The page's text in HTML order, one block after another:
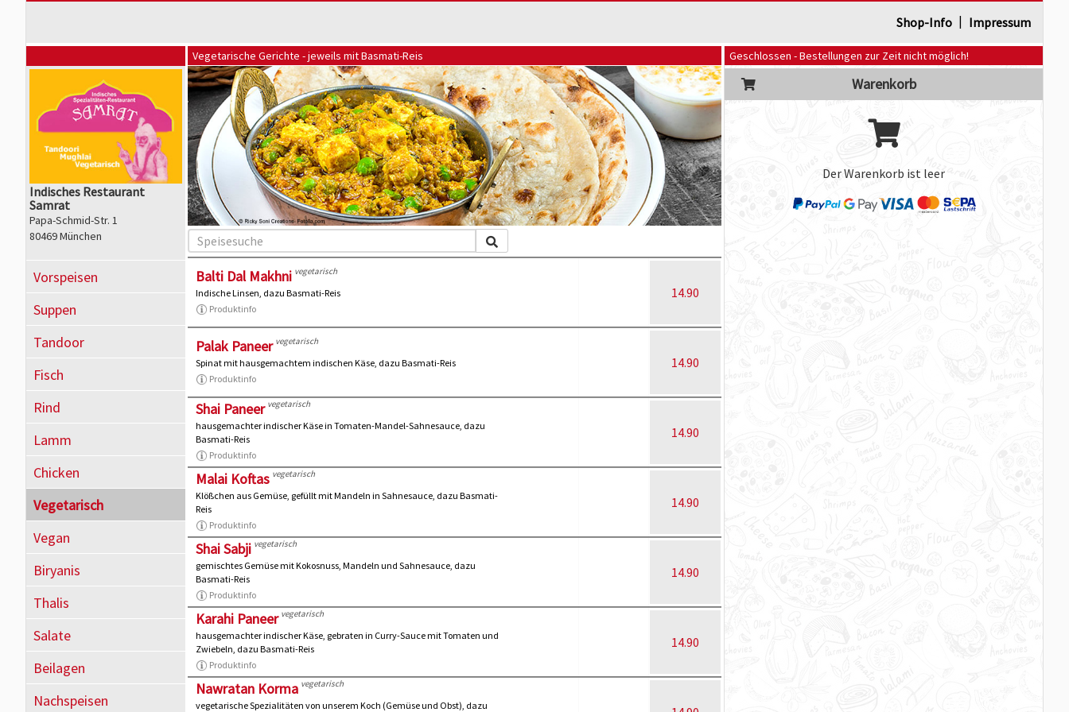
Shop-Info | Impressum
Geschlossen - Bestellungen zur Zeit nicht möglich!
Warenkorb
Der Warenkorb ist leer
Indisches Restaurant
Samrat
Papa-Schmid-Str. 1
80469 München
Vorspeisen
Suppen
Tandoor
Fisch
Rind
Lamm
Chicken
Vegetarisch
Vegan
Biryanis
Thalis
Salate
Beilagen
Nachspeisen
Vegetarische Gerichte - jeweils mit Basmati-Reis
Balti Dal Makhni vegetarisch
Indische Linsen, dazu Basmati-Reis
Produktinfo
14.90
Palak Paneer vegetarisch
Spinat mit hausgemachtem indischen Käse, dazu Basmati-Reis
Produktinfo
14.90
Shai Paneer vegetarisch
hausgemachter indischer Käse in Tomaten-Mandel-Sahnesauce, dazu
Basmati-Reis
Produktinfo
14.90
Malai Koftas vegetarisch
Klößchen aus Gemüse, gefüllt mit Mandeln in Sahnesauce, dazu Basmati-
Reis
Produktinfo
14.90
Shai Sabji vegetarisch
gemischtes Gemüse mit Kokosnuss, Mandeln und Sahnesauce, dazu
Basmati-Reis
Produktinfo
14.90
Karahi Paneer vegetarisch
hausgemachter indischer Käse, gebraten in Curry-Sauce mit Tomaten und
Zwiebeln, dazu Basmati-Reis
Produktinfo
14.90
Nawratan Korma vegetarisch
vegetarische Spezialitäten von unserem Koch (Gemüse und Obst), dazu